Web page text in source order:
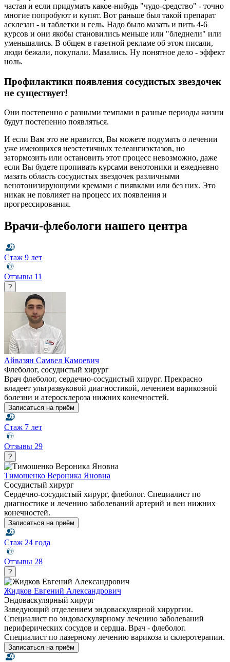
частая и если придумать какое-нибудь "чудо-средство" - точно
многие попробуют и купят. Вот раньше был такой препарат
асклезан - и таблетки и гель. Надо было мазать и пить 4-6
курсов и они якобы становились меньше или "бледнели" или
уменьшались. В общем в газетной рекламе об этом писали,
люди бежали, покупали. Мазались. Ну понятное дело - эффект
ноль.
Профилактики появления сосудистых звездочек
не существует!
Они постепенно с разными темпами в разные периоды жизни
будут постепенно появляться.
И если Вам это не нравится, Вы можете подумать о лечении
уже имеющихся неэстетичных телеангиэктазов, но
затормозить или остановить этот процесс невозможно, даже
если Вы будете пропивать курсами венотоники и ежедневно
мазать область сосудистых звездочек различными
венотонизирующими кремами с пиявками или без них. Это
никак не повлияет на процесс их появления и
прогрессирования.
Врачи-флебологи нашего центра
Стаж 9 лет
Отзывы 11
?
Айвазян Самвел Камоевич
Флеболог, сосудистый хирург
Врач флеболог, сердечно-сосудистый хирург. Прекрасно
владеет ультразвуковой диагностикой, лечением варикозной
болезни и атеросклероза нижних конечностей.
Записаться на приём
Стаж 7 лет
Отзывы 29
?
Тимошенко Вероника Яновна
Сосудистый хирург
Сердечно-сосудистый хирург, флеболог. Специалист по
диагностике и лечению заболеваний артерий и вен нижних
конечностей.
Записаться на приём
Стаж 24 года
Отзывы 28
?
Жидков Евгений Александрович
Эндоваскулярный хирург
Заведующий отделением эндоваскулярной хирургии.
Специалист по эндоваскулярному лечению заболеваний
периферических сосудов и сердца. Врач - флеболог.
Специалист по лазерному лечению варикоза и склеротерапии.
Записаться на приём